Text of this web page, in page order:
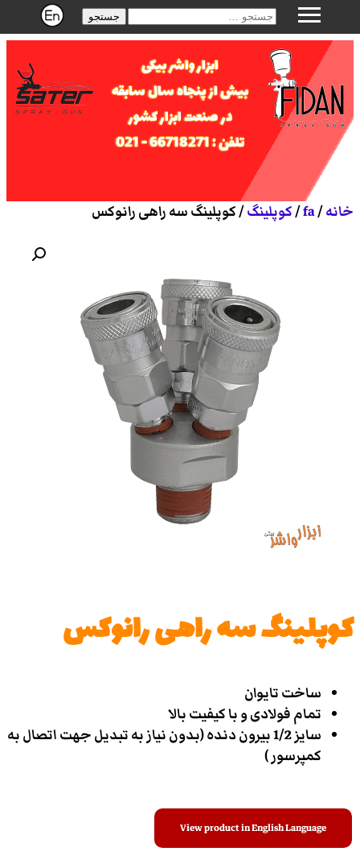
جستجو
ابزار واشر بیکی
بیش از پنجاه سال سابقه
در صنعت ابزار کشور
تلفن : 66718271 - 021
خانه/
fa
/کوپلینگ/ کوپلینگ سه راهی رانوکس
کوپلینگ سه راهی رانوکس
ساخت تایوان
تمام فولادی و با کیفیت بالا
سایز 1/2 بیرون دنده (بدون نیاز به تبدیل جهت اتصال به
کمپرسور )
View product in English Language